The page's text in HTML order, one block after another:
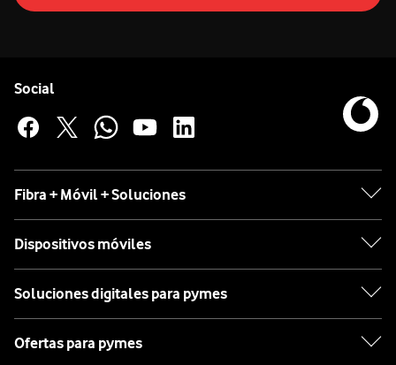
Social
Fibra + Móvil + Soluciones
Dispositivos móviles
Soluciones digitales para pymes
Ofertas para pymes